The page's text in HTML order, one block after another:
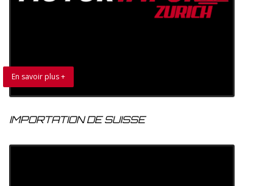
En savoir plus +
IMPORTATION DE SUISSE